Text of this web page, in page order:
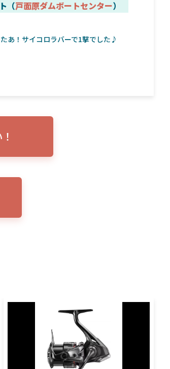
（戸面原ダムボートセンター）
あ！サイコロラバーで1撃でした♪
ランス イーグルアイ（EAGLE EYE）イ
す